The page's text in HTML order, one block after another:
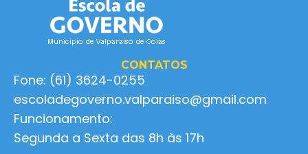
CONTATOS
Fone: (61) 3624-0255
escoladegoverno.valparaiso@gmail.com
Funcionamento:
Segunda a Sexta das 8h às 17h